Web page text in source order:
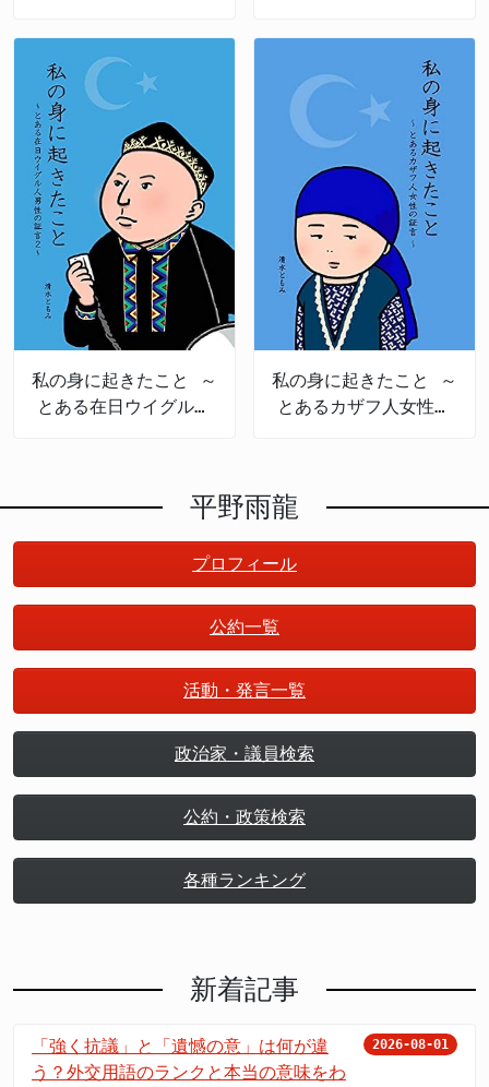
私の身に起きたこと ～
とある在日ウイグル人
私の身に起きたこと ～
とあるカザフ人女性の
平野雨龍
プロフィール
公約一覧
活動・発言一覧
政治家・議員検索
公約・政策検索
各種ランキング
新着記事
「強く抗議」と「遺憾の意」は何が違
う？外交用語のランクと本当の意味をわ
2026-08-01